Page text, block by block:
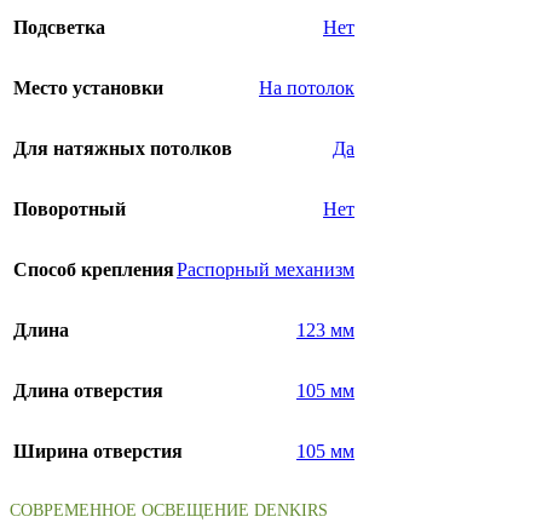
Подсветка Нет
Место установки На потолок
Для натяжных потолков Да
Поворотный Нет
Способ крепленияРаспорный механизм
Длина 123 мм
Длина отверстия 105 мм
Ширина отверстия 105 мм
СОВРЕМЕННОЕ ОСВЕЩЕНИЕ DENKIRS